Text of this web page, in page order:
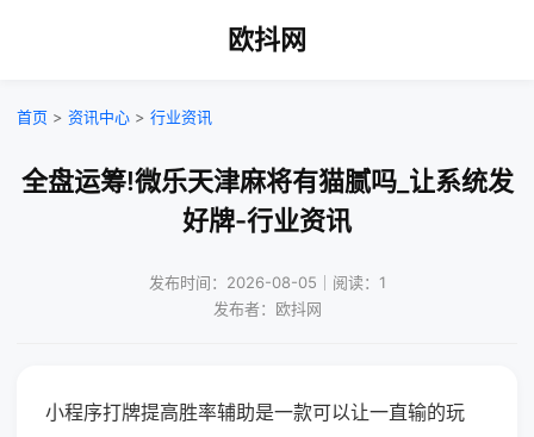
欧抖网
首页 > 资讯中心 > 行业资讯
全盘运筹!微乐天津麻将有猫腻吗_让系统发
好牌-行业资讯
发布时间：2026-08-05｜阅读：1
发布者：欧抖网
小程序打牌提高胜率辅助是一款可以让一直输的玩